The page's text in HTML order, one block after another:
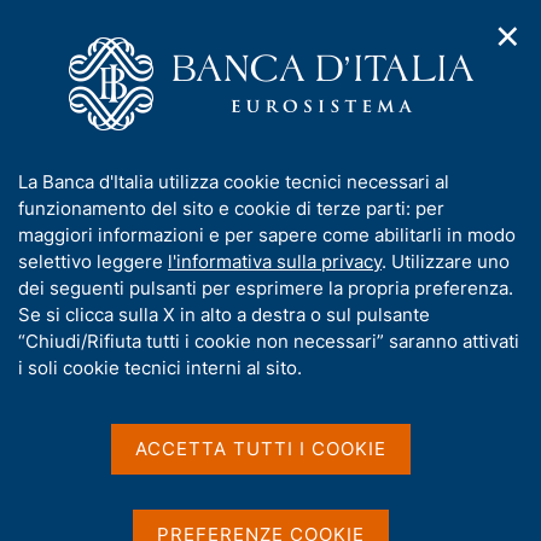
n
u
d
i
n
a
v
i
g
a
o
m
g
e
e
l
s
t
Compiti
Compiti di vigilanza
Compiti di vigilanza
CondividiS
t
m
a
La vigilanza microprudenziale
✕
I
n
f
o
r
m
a
t
La Banca d'Italia utilizza cookie tecnici necessari al
funzionamento del sito e cookie di terze parti: per
maggiori informazioni e per sapere come abilitarli in modo
selettivo leggere l'informativa sulla privacy. Utilizzare uno
dei seguenti pulsanti per esprimere la propria preferenza.
Se si clicca sulla X in alto a destra o sul pulsante
“Chiudi/Rifiuta tutti i cookie non necessari” saranno attivati
i soli cookie tecnici interni al sito.
ACCETTA TUTTI I COOKIE
PREFERENZE COOKIE